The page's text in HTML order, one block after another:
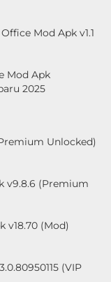
Mod Apk v1.1
Mod Apk
2025
Unlocked)
v9.8.6 (Premium
v18.70 (Mod)
(VIP